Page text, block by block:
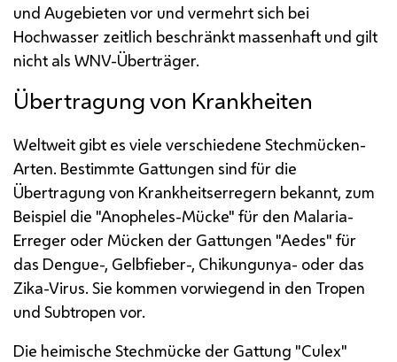
und Augebieten vor und vermehrt sich bei
Hochwasser zeitlich beschränkt massenhaft und gilt
nicht als WNV-Überträger.
Übertragung von Krankheiten
Weltweit gibt es viele verschiedene Stechmücken-
Arten. Bestimmte Gattungen sind für die
Übertragung von Krankheitserregern bekannt, zum
Beispiel die "Anopheles-Mücke" für den Malaria-
Erreger oder Mücken der Gattungen "Aedes" für
das Dengue-, Gelbfieber-, Chikungunya- oder das
Zika-Virus. Sie kommen vorwiegend in den Tropen
und Subtropen vor.
Die heimische Stechmücke der Gattung "Culex"